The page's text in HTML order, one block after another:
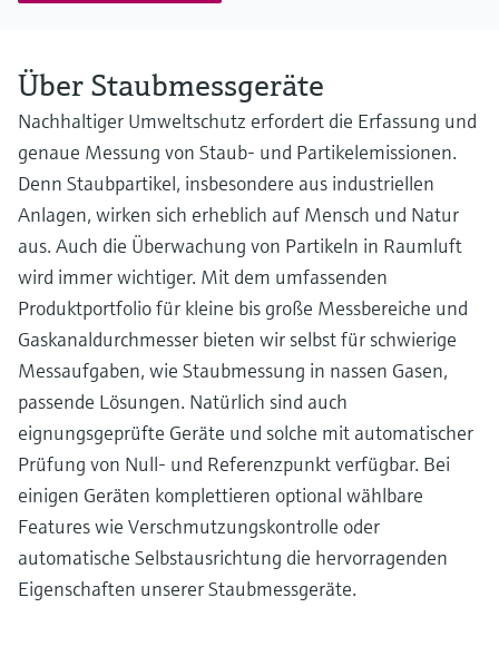
Über Staubmessgeräte
Nachhaltiger Umweltschutz erfordert die Erfassung und
genaue Messung von Staub- und Partikelemissionen.
Denn Staubpartikel, insbesondere aus industriellen
Anlagen, wirken sich erheblich auf Mensch und Natur
aus. Auch die Überwachung von Partikeln in Raumluft
wird immer wichtiger. Mit dem umfassenden
Produktportfolio für kleine bis große Messbereiche und
Gaskanaldurchmesser bieten wir selbst für schwierige
Messaufgaben, wie Staubmessung in nassen Gasen,
passende Lösungen. Natürlich sind auch
eignungsgeprüfte Geräte und solche mit automatischer
Prüfung von Null- und Referenzpunkt verfügbar. Bei
einigen Geräten komplettieren optional wählbare
Features wie Verschmutzungskontrolle oder
automatische Selbstausrichtung die hervorragenden
Eigenschaften unserer Staubmessgeräte.